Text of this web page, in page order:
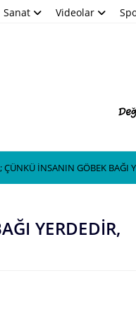
Sanat Videolar
ÇÜNKÜ İNSANIN GÖBEK BAĞI
YERDEDİR,